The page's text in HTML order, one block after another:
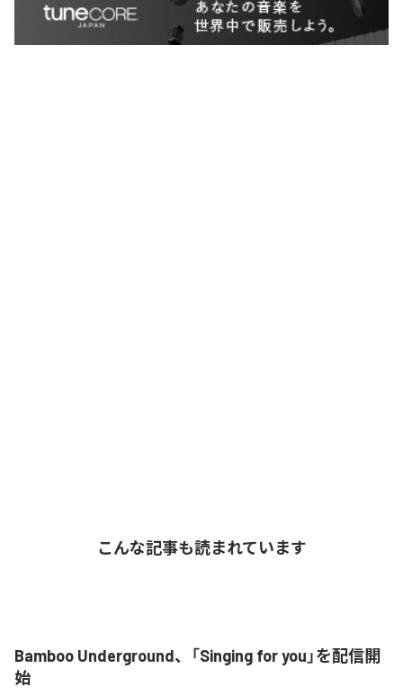
こんな記事も読まれています
Bamboo Underground、「Singing for you」を配信開
始